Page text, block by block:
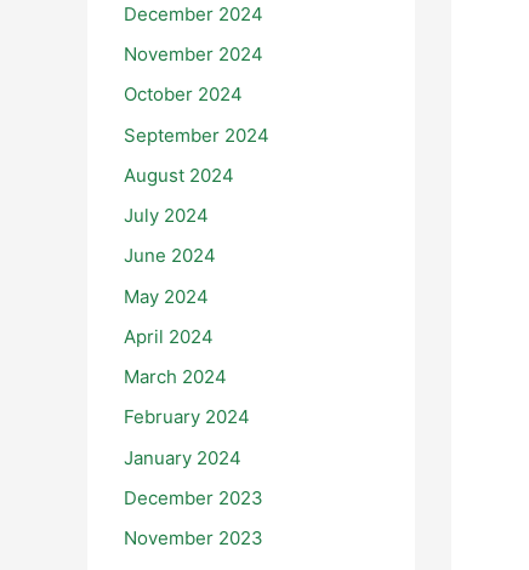
December 2024
November 2024
October 2024
September 2024
August 2024
July 2024
June 2024
May 2024
April 2024
March 2024
February 2024
January 2024
December 2023
November 2023